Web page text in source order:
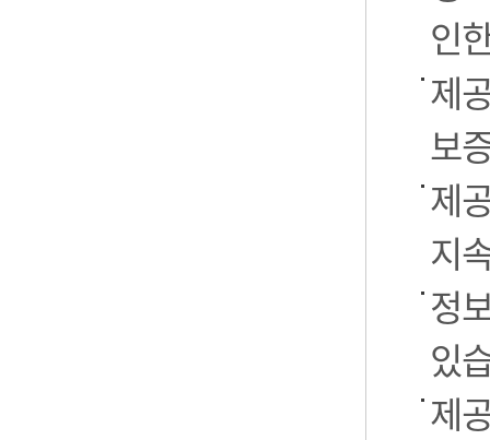
인
제
보
제
지
정
있
제